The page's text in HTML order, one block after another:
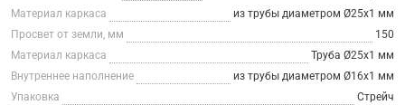
Материал каркаса
из трубы диаметром Ø25х1 мм
Просвет от земли, мм
150
Материал каркаса
Труба Ø25х1 мм
Внутреннее наполнение
из трубы диаметром Ø16х1 мм
Упаковка
Стрейч